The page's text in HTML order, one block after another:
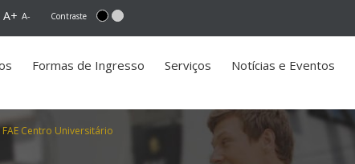
A+ A- Contraste
Formas de Ingresso Serviços Notícias e Eventos
Centro Universitário